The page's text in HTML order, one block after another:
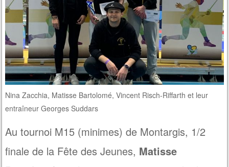
Nina Zacchia, Matisse Bartolomé, Vincent Risch-Riffarth et leur
entraîneur Georges Suddars
Au tournoi M15 (minimes) de Montargis, 1/2
finale de la Fête des Jeunes, Matisse